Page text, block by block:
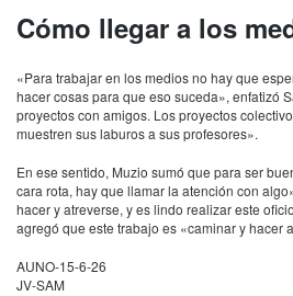
Cómo llegar a los
«Para trabajar en los medios no hay que
hacer cosas para que eso suceda», enfatizó
proyectos con amigos. Los proyectos
muestren sus laburos a sus profesores».
En ese sentido, Muzio sumó que para ser
cara rota, hay que llamar la atención con
hacer y atreverse, y es lindo realizar este
agregó que este trabajo es «caminar y hacer
AUNO-15-6-26
JV-SAM